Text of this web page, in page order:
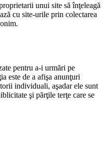
unui site să înţeleagă
cu site-urile prin colectarea
pentru a-i urmări pe
este de a afişa anunţuri
individuali, aşadar ele sunt
şi părţile terţe care se